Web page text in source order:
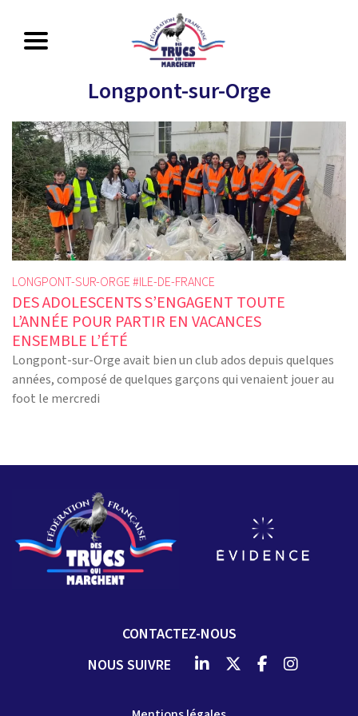
Longpont-sur-Orge
LONGPONT-SUR-ORGE #ILE-DE-FRANCE
DES ADOLESCENTS S’ENGAGENT TOUTE
L’ANNÉE POUR PARTIR EN VACANCES
ENSEMBLE L’ÉTÉ
Longpont-sur-Orge avait bien un club ados depuis quelques
années, composé de quelques garçons qui venaient jouer au
foot le mercredi
CONTACTEZ-NOUS
NOUS SUIVRE